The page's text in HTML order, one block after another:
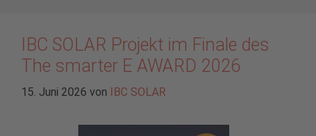
IBC SOLAR Projekt im Finale des
The smarter E AWARD 2026
15. Juni 2026 von IBC SOLAR